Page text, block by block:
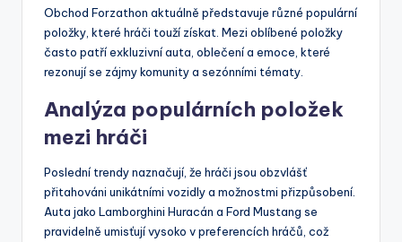
Obchod Forzathon aktuálně představuje různé populární
položky, které hráči touží získat. Mezi oblíbené položky
často patří exkluzivní auta, oblečení a emoce, které
rezonují se zájmy komunity a sezónními tématy.
Analýza populárních položek
mezi hráči
Poslední trendy naznačují, že hráči jsou obzvlášť
přitahováni unikátními vozidly a možnostmi přizpůsobení.
Auta jako Lamborghini Huracán a Ford Mustang se
pravidelně umisťují vysoko v preferencích hráčů, což